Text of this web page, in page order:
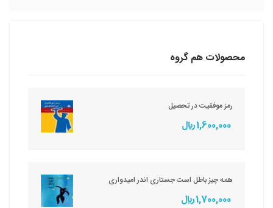
محصولات هم گروه
رمز موفقیت در تحصیل
1,600,000 ريال
همه چیز باطل است جستاری اندر امیدواری
1,700,000 ريال